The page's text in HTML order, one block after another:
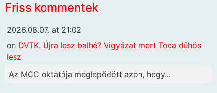
Friss kommentek
2026.08.07. at 21:02
on DVTK. Újra lesz balhé? Vigyázat mert Toca dühös
lesz
Az MCC oktatója meglepődött azon, hogy...